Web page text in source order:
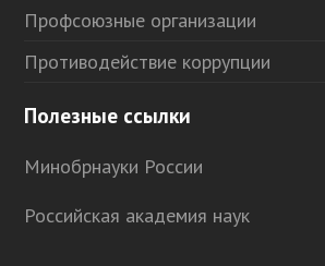
Профсоюзные организации
Противодействие коррупции
Полезные ссылки
Минобрнауки России
Российская академия наук